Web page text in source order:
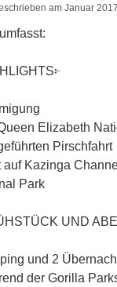
am Januar 2017
Elizabeth
Pirschfahrt
auf Kazinga
Park
UND
und 2
der Gorilla